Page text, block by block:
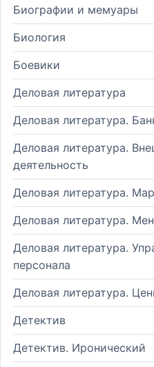
Биографии и мемуары
Биология
Боевики
Деловая литература
Деловая литература.
Деловая литература.
деятельность
Деловая литература.
Деловая литература.
Деловая литература.
персонала
Деловая литература.
Детектив
Детектив. Иронический